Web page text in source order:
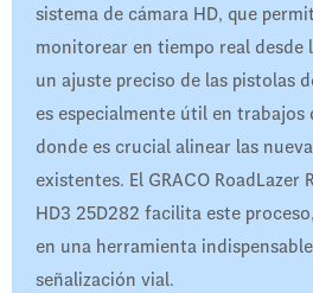
sistema de cámara HD, que
monitorear en tiempo real desde
un ajuste preciso de las pistolas
es especialmente útil en trabajos
donde es crucial alinear las
existentes. El GRACO RoadLazer
HD3 25D282 facilita este
en una herramienta
señalización vial.